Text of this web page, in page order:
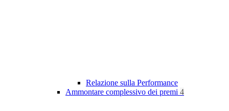
Relazione sulla Performance
Ammontare complessivo dei premi 4